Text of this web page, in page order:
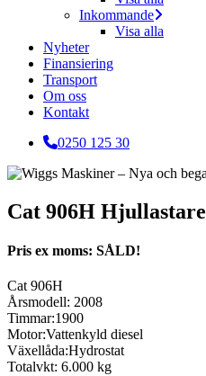
Inkommande
Visa alla
Nyheter
Finansiering
Transport
Om oss
Kontakt
0250 125 30
Cat 906H Hjullastare
Pris ex moms: SÅLD!
Cat 906H
Årsmodell: 2008
Timmar:1900
Motor:Vattenkyld diesel
Växellåda:Hydrostat
Totalvkt: 6.000 kg